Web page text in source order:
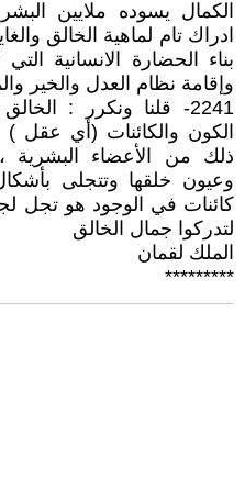
الكمال يسوده ملايين
ادراك تام لماهية الخالق
بناء الحضارة الانسانية
وإقامة نظام العدل والخير
2241- قلنا ونكرر :
الكون والكائنات (أي عقل
ذلك من الأعضاء البشرية
وعيون خلقها وتتجلى
كائنات في الوجود هو تجل
لتدركوا جمال الخالق
الملك لقمان
*********